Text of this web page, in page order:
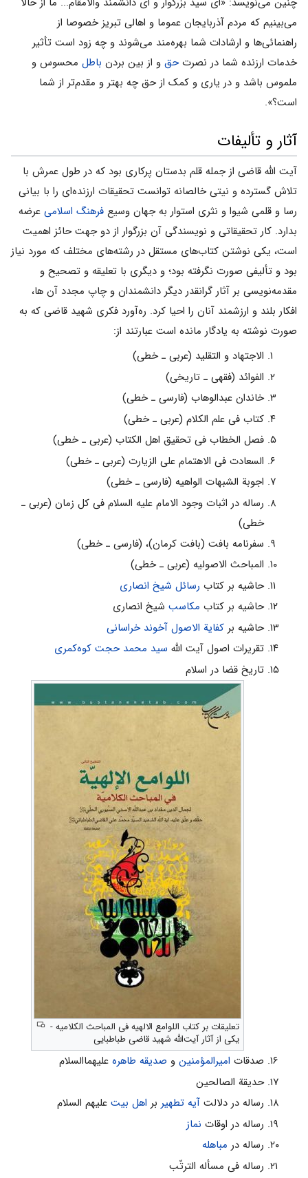
می‌بینیم که مردم آذربایجان عموما و اهالی تبریز خصوصا از
راهنمائی‌ها و ارشادات شما بهره‌مند می‌شوند و چه زود است تأثیر
خدمات ارزنده شما در نصرتحق و از بین بردن باطل محسوس و
ملموس باشد و در یاری و کمک از حق چه بهتر و مقدم‌تر از شما
است؟».
آثار و تألیفات
آیت الله قاضی از جمله قلم بدستان پرکاری بود که در طول عمرش با
تلاش گسترده و نیتی خالصانه توانست تحقیقات ارزنده‌ای را با بیانی
رسا و قلمی شیوا و نثری استوار به جهان وسیع فرهنگ اسلامی عرضه
بدارد. کار تحقیقاتی و نویسندگی آن بزرگوار از دو جهت حائز اهمیت
است، یکی نوشتن کتاب‌های مستقل در رشته‌های مختلف که مورد نیاز
بود و تألیفی صورت نگرفته بود؛ و دیگری با تعلیقه و تصحیح و
مقدمه‌نویسی بر آثار گرانقدر دیگر دانشمندان و چاپ مجدد آن ها،
افکار بلند و ارزشمند آنان را احیا کرد. ره‌آورد فکری شهید قاضی که به
صورت نوشته به یادگار مانده است عبارتند از:
الاجتهاد و التقلید (عربی ـ خطی)
الفوائد (فقهی ـ تاریخی)
خاندان عبدالوهاب (فارسی ـ خطی)
کتاب فی علم الکلام (عربی ـ خطی)
فصل الخطاب فی تحقیق اهل الکتاب (عربی ـ خطی)
السعادت فی الاهتمام علی الزیارت (عربی ـ خطی)
اجوبة الشبهات الواهیه (فارسی ـ خطی)
رساله در اثبات وجود الامام علیه السلام فی کل زمان (عربی ـ
خطی)
سفرنامه بافت (بافت کرمان)، (فارسی ـ خطی)
المباحث الاصولیه (عربی ـ خطی)
حاشیه بر کتاب رسائل شیخ انصاری
حاشیه بر کتاب مکاسبشیخ انصاری
حاشیه بر کفایة الاصول آخوند خراسانی
تقریرات اصول آیت الله سید محمد حجت کوه‌کمری
تاریخ قضا در اسلام
تعلیقات بر کتاب اللوامع الالهیه فی المباحث الکلامیه -
یکی از آثار آیت‌الله شهید قاضی طباطبایی
صدقات امیرالمؤمنینو صدیقه طاهرهعلیهماالسلام
حدیقة الصالحین
رساله در دلالت آیه تطهیربر اهل بیتعلیهم السلام
رساله در اوقات نماز
رساله در مباهله
رساله فی مسأله الترتّب